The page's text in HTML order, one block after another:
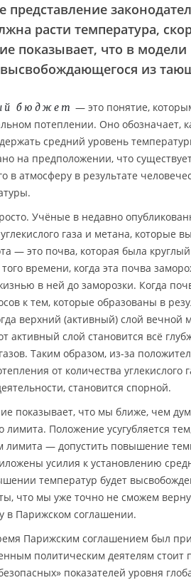
представление
расти температура,
показывает, что в
из
бюджет — это понятие,
потеплении. Оно
средний уровень
на предположении, что
в атмосферу в результате
Учёные в недавно
газа и метана, которые
— это почва, которая была
времени, когда эта почва
в ней до заморозки. Когда
к тем, которые образованы в
верхний (активный) слой
активный слой становится всё
Таким образом, из-за
от количества
становится спорной.
показывает, что мы ближе, чем
лимита. Положение усугубляется
— допустить повышение
усилия к установлению
температур будет
что мы уже точно не сможем
в Парижском соглашении.
Парижским соглашением был
политическим деятелям стоит
показателей уровня